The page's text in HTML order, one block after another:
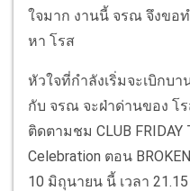
ใจมาก งานนี้ จรณ จึงขอ
หา โรส
หัวใจที่กำลังเริ่มจะเบิกบ
กับ จรณ จะฝ่าด่านของ โ
ติดตามชม CLUB FRIDAY
Celebration ตอน
10 มิถุนายน นี้ เวลา